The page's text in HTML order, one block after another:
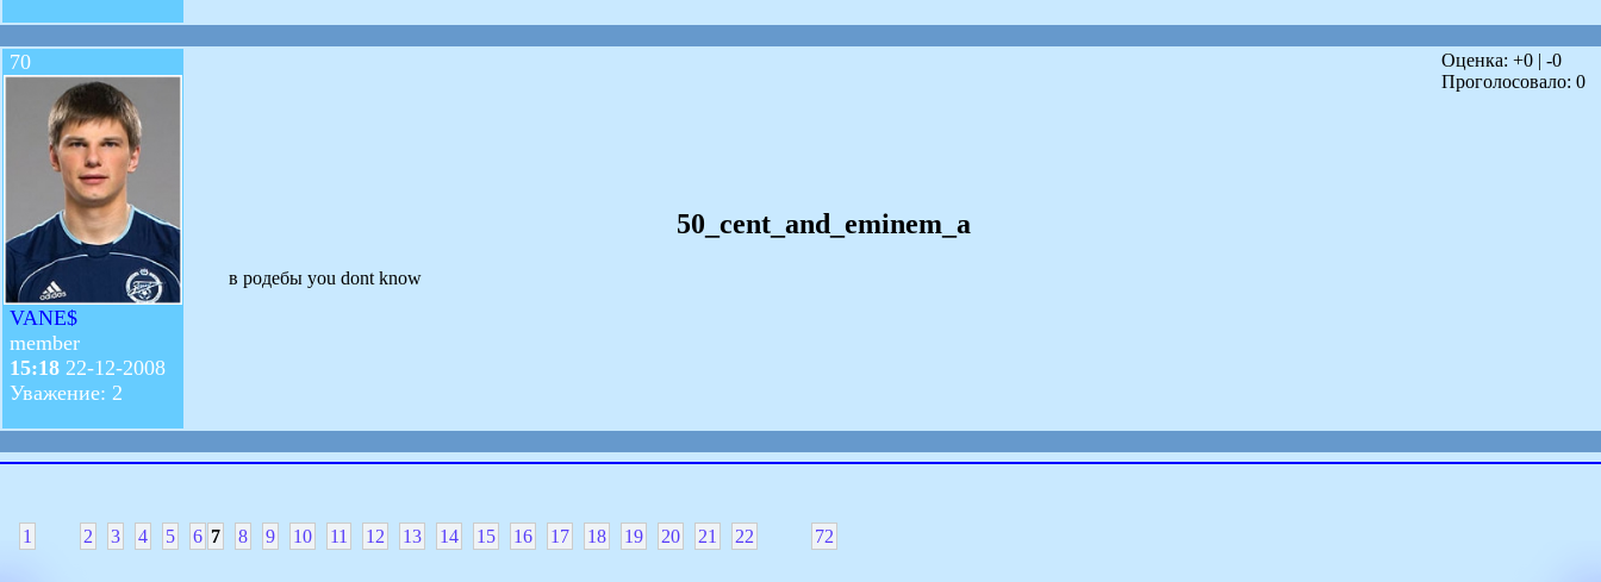
70
VANE$
member
15:18 22-12-2008
Уважение: 2
50_cent_and_eminem_a
в родебы you dont know
Оценка: +0 | -0
Проголосовало: 0
1 2 3 4 5 6 7 8 9 10 11 12 13 14 15 16 17 18 19 20 21 22 72